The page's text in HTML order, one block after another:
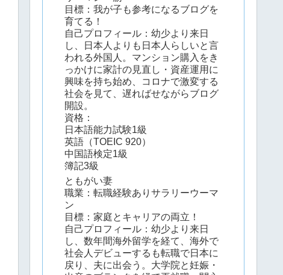
目標：我が子も参考になるブログを
育てる！
自己プロフィール：幼少より来日
し、日本人よりも日本人らしいと言
われる外国人。マンション購入をき
っかけに家計の見直し・資産運用に
興味を持ち始め、コロナで激変する
社会を見て、遅ればせながらブログ
開設。
資格：
日本語能力試験1級
英語（TOEIC 920）
中国語検定1級
簿記3級
ともがい妻
職業：転職経験ありサラリーウーマ
ン
目標：家庭とキャリアの両立！
自己プロフィール：幼少より来日
し、数年間海外留学を経て、海外で
社会人デビューするも転職で日本に
戻り、夫に出会う。大学院と妊娠・